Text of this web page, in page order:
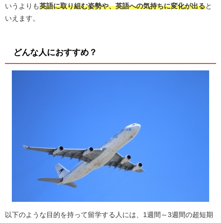
いうよりも英語に取り組む姿勢や、英語への気持ちに変化が出ると
いえます。
どんな人におすすめ？
以下のような目的を持って留学する人には、1週間～3週間の超短期